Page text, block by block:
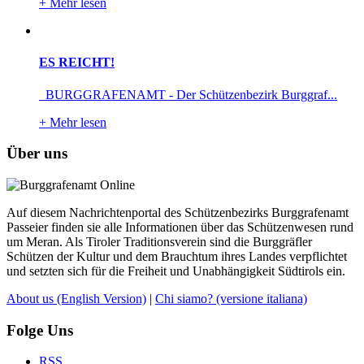
+ Mehr lesen
ES REICHT!
BURGGRAFENAMT - Der Schützenbezirk Burggraf...
+ Mehr lesen
Über uns
Auf diesem Nachrichtenportal des Schützenbezirks Burggrafenamt
Passeier finden sie alle Informationen über das Schützenwesen rund
um Meran. Als Tiroler Traditionsverein sind die Burggräfler
Schützen der Kultur und dem Brauchtum ihres Landes verpflichtet
und setzten sich für die Freiheit und Unabhängigkeit Südtirols ein.
About us (English Version) | Chi siamo? (versione italiana)
Folge Uns